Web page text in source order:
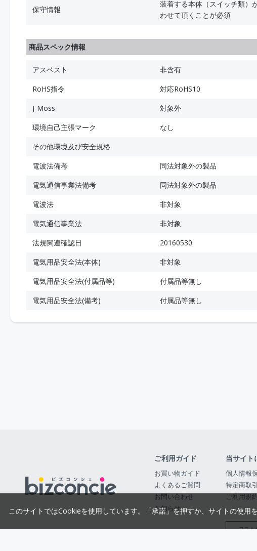
保守情報
装着する本体（スイッチ類）
わせて頂くことが必須
商品スペック情報
アスベスト
非含有
RoHS指令
対応RoHS10
J-Moss
対象外
環境自己主張マーク
なし
その他環境及び安全規格
電波法備考
同法対象外の製品
電気通信事業法備考
同法対象外の製品
電波法
非対象
電気通信事業法
非対象
法規関連確認日
20160530
電気用品安全法(本体)
非対象
電気用品安全法(付属品等)
付属品等無し
電気用品安全法(備考)
付属品等無し
ご利用ガイド
お買い物ガイド
よくあるご質問
お問い合わせ
お知らせ
当サイト
個人情報
特定商取
ご利用規
コニカ
このサイトではCookieを使用しています。「承諾」を押すか、サイトの使用